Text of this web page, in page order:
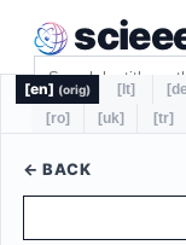
[en] (orig) [lt]
[ro]
[uk] [tr]
← BACK